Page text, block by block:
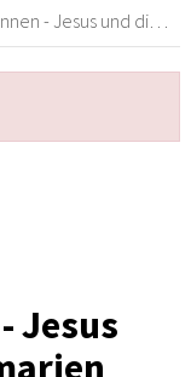
die Frau aus Samarien, Puschendorf
Jesus